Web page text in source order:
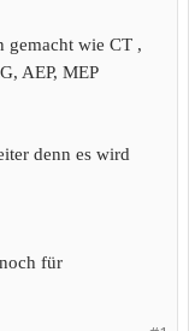
gemacht wie CT ,
AEP, MEP
denn es wird
für